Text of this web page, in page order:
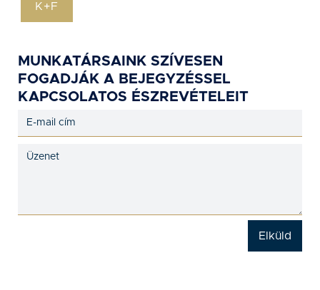
K+F
MUNKATÁRSAINK SZÍVESEN
FOGADJÁK A BEJEGYZÉSSEL
KAPCSOLATOS ÉSZREVÉTELEIT